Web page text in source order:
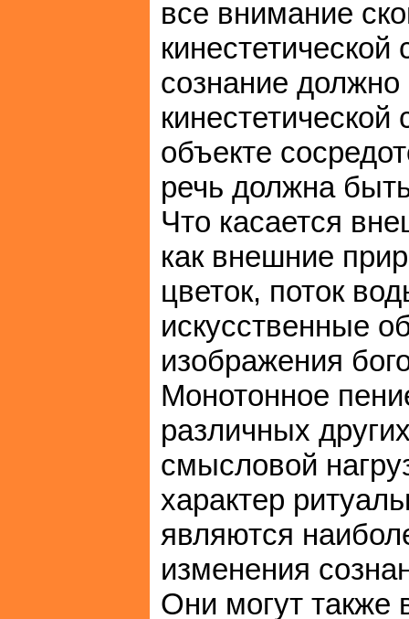
все внимание
сознание
объекте
речь должна
Что касается
как внешние
цветок, поток
искусственные
изображения
Монотонное
различных
смысловой
характер
являются
изменения
Они могут также